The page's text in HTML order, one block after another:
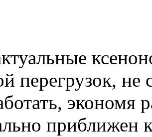
перегрузок,
экономя
приближен